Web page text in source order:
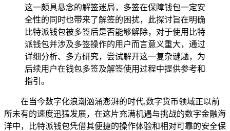
这一颇具悬念的解签迷局，多签在保障钱包一定安
全性的同时也带来了解签的困扰，此探讨旨在明确
比特派钱包被多签后是否能够解除，对于使用比特
派钱包并涉及多签操作的用户而言意义重大，通过
详细分析、多方研究，尝试解开这一复杂谜题，为
后续用户在钱包多签及解签使用过程中提供参考和
指引。
在当今数字化浪潮汹涌澎湃的时代,数字货币领域正以前
所未有的速度迅猛发展，在这片充满机遇与挑战的数字金融海
洋中，比特派钱包凭借其便捷的操作体验和相对可靠的安全保